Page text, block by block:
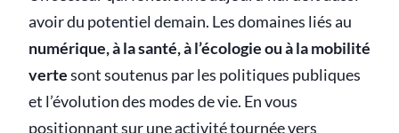
avoir du potentiel demain. Les domaines liés au
numérique, à la santé, à l’écologie ou à la mobilité
vertesont soutenus par les politiques publiques
et l’évolution des modes de vie. En vous
positionnant sur une activité tournée vers